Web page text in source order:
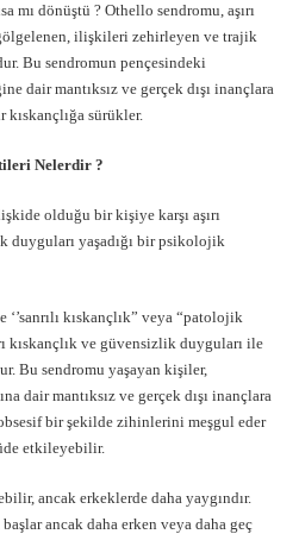
mı dönüştü ? Othello sendromu, aşırı
ilişkileri zehirleyen ve trajik
Bu sendromun pençesindeki
dair mantıksız ve gerçek dışı inançlara
kıskançlığa sürükler.
Nelerdir ?
olduğu bir kişiye karşı aşırı
duyguları yaşadığı bir psikolojik
kıskançlık” veya “patolojik
kıskançlık ve güvensizlik duyguları ile
Bu sendromu yaşayan kişiler,
dair mantıksız ve gerçek dışı inançlara
bir şekilde zihinlerini meşgul eder
etkileyebilir.
ancak erkeklerde daha yaygındır.
ancak daha erken veya daha geç